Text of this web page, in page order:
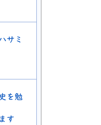
サミ
を勉
す